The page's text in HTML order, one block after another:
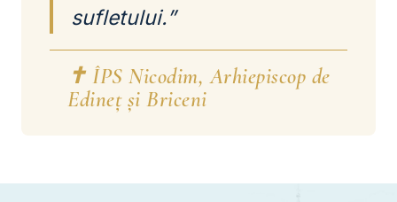
sufletului.”
✝ ÎPS Nicodim, Arhiepiscop de
Edineț și Briceni